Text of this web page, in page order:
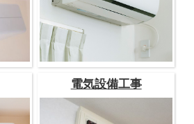
電気設備工事